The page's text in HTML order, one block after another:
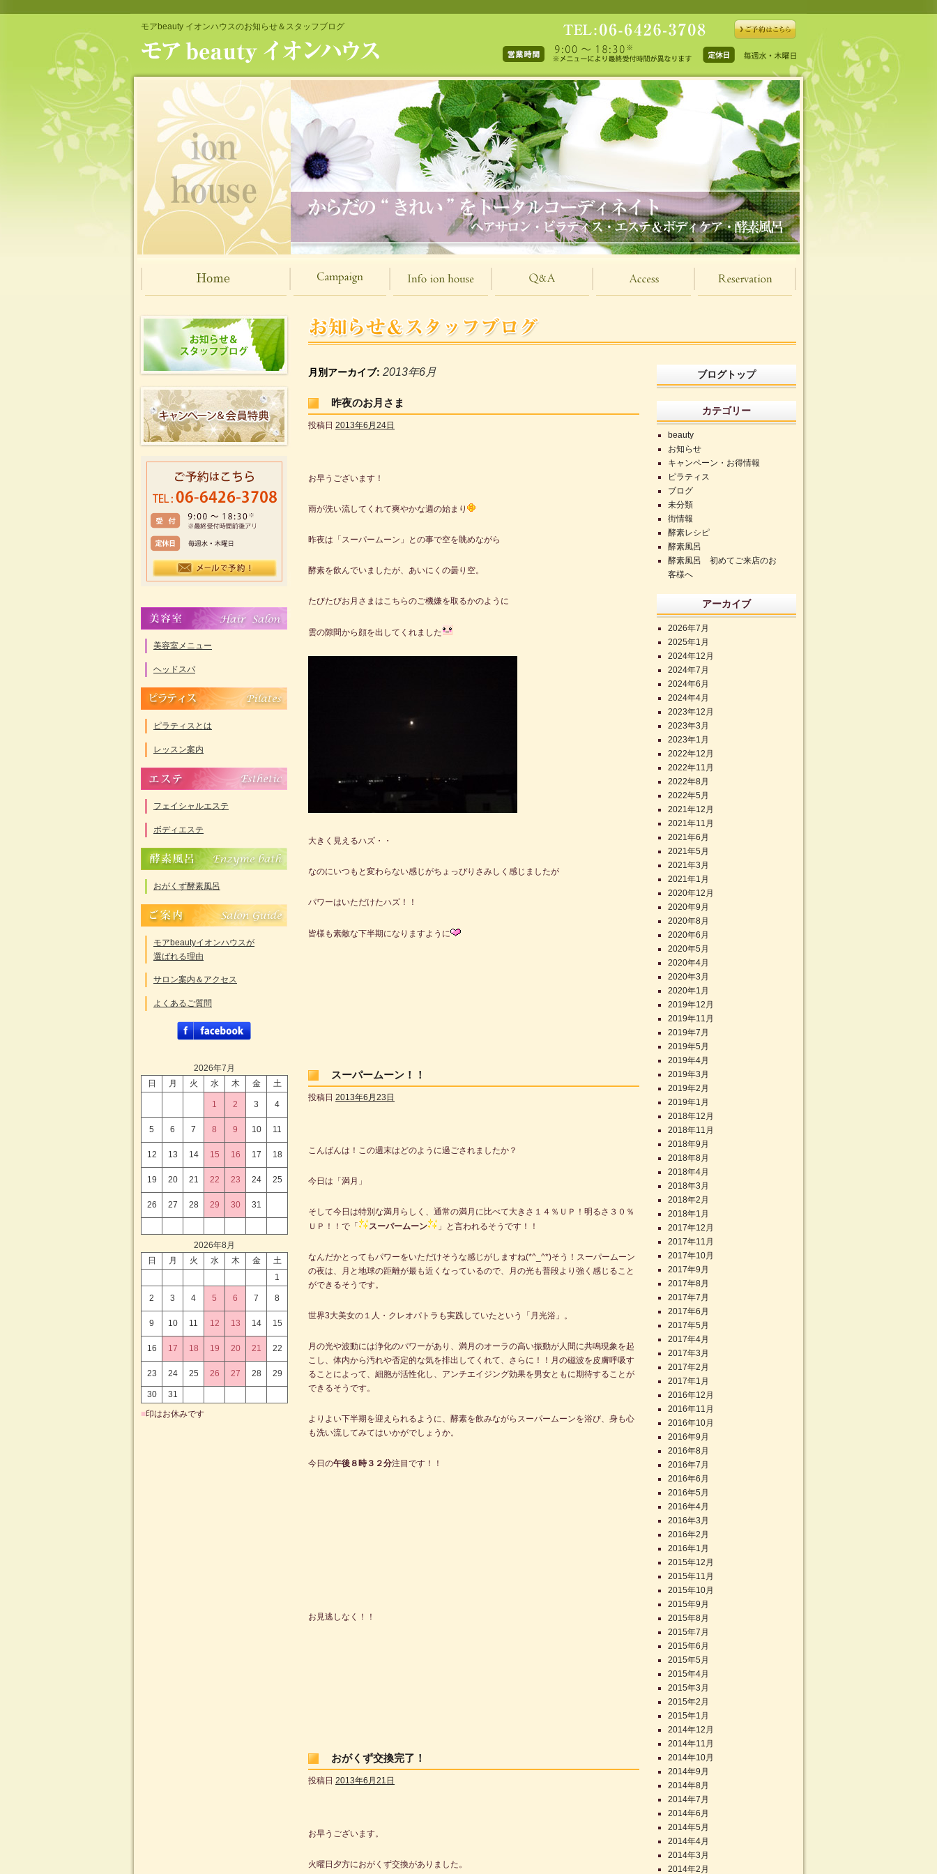
モアbeauty イオンハウスのお知らせ＆スタッフブログ
美容室メニュー
ヘッドスパ
ピラティスとは
レッスン案内
フェイシャルエステ
ボディエステ
おがくず酵素風呂
モアbeautyイオンハウスが
選ばれる理由
サロン案内＆アクセス
よくあるご質問
月別アーカイブ: 2013年6月
昨夜のお月さま
投稿日 2013年6月24日
お早うございます！
雨が洗い流してくれて爽やかな週の始まり
昨夜は「スーパームーン」との事で空を眺めながら
酵素を飲んでいましたが、あいにくの曇り空。
たびたびお月さまはこちらのご機嫌を取るかのように
雲の隙間から顔を出してくれました
大きく見えるハズ・・
なのにいつもと変わらない感じがちょっぴりさみしく感じましたが
パワーはいただけたハズ！！
皆様も素敵な下半期になりますように
スーパームーン！！
投稿日 2013年6月23日
こんばんは！この週末はどのように過ごされましたか？
今日は「満月」
そして今日は特別な満月らしく、通常の満月に比べて大きさ１４％ＵＰ！明るさ３０％
ＵＰ！！で「
スーパームーン 」と言われるそうです！！
なんだかとってもパワーをいただけそうな感じがしますね(*^_^*)そう！スーパームーン
の夜は、月と地球の距離が最も近くなっているので、月の光も普段より強く感じること
ができるそうです。
世界3大美女の１人・クレオパトラも実践していたという「月光浴」。
月の光や波動には浄化のパワーがあり、満月のオーラの高い振動が人間に共鳴現象を起
こし、体内から汚れや否定的な気を排出してくれて、さらに！！月の磁波を皮膚呼吸す
ることによって、細胞が活性化し、アンチエイジング効果を男女ともに期待することが
できるそうです。
よりよい下半期を迎えられるように、酵素を飲みながらスーパームーンを浴び、身も心
も洗い流してみてはいかがでしょうか。
今日の午後８時３２分注目です！！
お見逃しなく！！
おがくず交換完了！
投稿日 2013年6月21日
お早うございます。
火曜日夕方におがくず交換がありました。
ブログトップ
カテゴリー
beauty
お知らせ
キャンペーン・お得情報
ピラティス
ブログ
未分類
街情報
酵素レシピ
酵素風呂
酵素風呂 初めてご来店のお
客様へ
アーカイブ
2026年7月
2025年1月
2024年12月
2024年7月
2024年6月
2024年4月
2023年12月
2023年3月
2023年1月
2022年12月
2022年11月
2022年8月
2022年5月
2021年12月
2021年11月
2021年6月
2021年5月
2021年3月
2021年1月
2020年12月
2020年9月
2020年8月
2020年6月
2020年5月
2020年4月
2020年3月
2020年1月
2019年12月
2019年11月
2019年7月
2019年5月
2019年4月
2019年3月
2019年2月
2019年1月
2018年12月
2018年11月
2018年9月
2018年8月
2018年4月
2018年3月
2018年2月
2018年1月
2017年12月
2017年11月
2017年10月
2017年9月
2017年8月
2017年7月
2017年6月
2017年5月
2017年4月
2017年3月
2017年2月
2017年1月
2016年12月
2016年11月
2016年10月
2016年9月
2016年8月
2016年7月
2016年6月
2016年5月
2016年4月
2016年3月
2016年2月
2016年1月
2015年12月
2015年11月
2015年10月
2015年9月
2015年8月
2015年7月
2015年6月
2015年5月
2015年4月
2015年3月
2015年2月
2015年1月
2014年12月
2014年11月
2014年10月
2014年9月
2014年8月
2014年7月
2014年6月
2014年5月
2014年4月
2014年3月
2014年2月